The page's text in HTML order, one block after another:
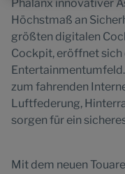
Phalanx innovativer
Höchstmaß an
größten digitalen
Cockpit, eröffnet
zum fahrenden
Luftfederung,
sorgen für ein
Mit dem neuen
Website.